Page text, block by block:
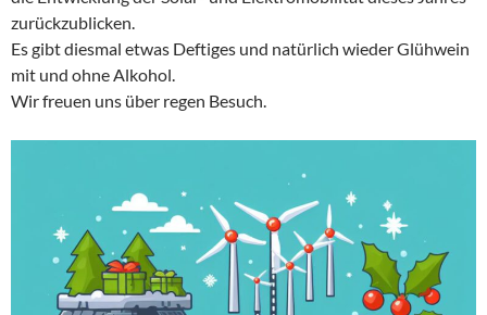
zurückzublicken.
Es gibt diesmal etwas Deftiges und natürlich wieder Glühwein
mit und ohne Alkohol.
Wir freuen uns über regen Besuch.